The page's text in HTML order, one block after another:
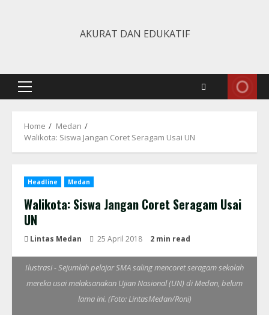
AKURAT DAN EDUKATIF
Primary
Home
Medan
Walikota: Siswa Jangan Coret Seragam Usai UN
Headline Medan
Walikota: Siswa Jangan Coret Seragam Usai
UN
Lintas Medan 25 April 2018 2 min read
Ilustrasi - Sejumlah pelajar SMA saling mencoret seragam sekolah
mereka usai melaksanakan Ujian Nasional (UN) di Medan, belum
lama ini. (Foto: LintasMedan/Roni)